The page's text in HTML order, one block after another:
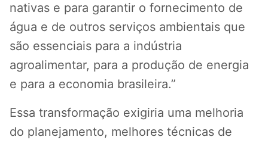
nativas e para garantir o fornecimento de
água e de outros serviços ambientais que
são essenciais para a indústria
agroalimentar, para a produção de energia
e para a economia brasileira.”
Essa transformação exigiria uma melhoria
do planejamento, melhores técnicas de